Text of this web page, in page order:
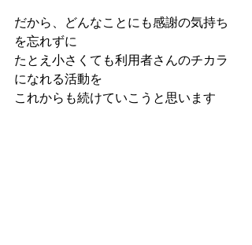
だから、どんなことにも感謝の気持ち
を忘れずに
たとえ小さくても利用者さんのチカラ
になれる活動を
これからも続けていこうと思います